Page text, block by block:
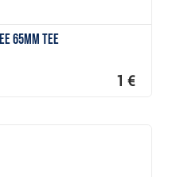
65mm Tee
1 €